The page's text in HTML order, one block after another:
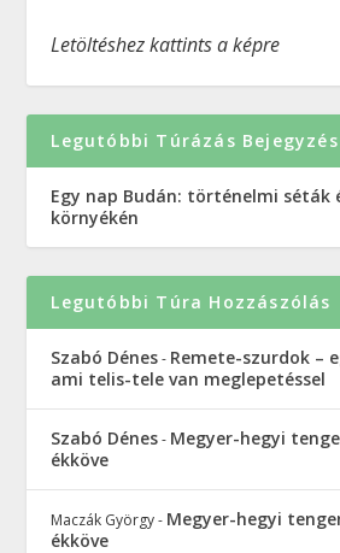
Letöltéshez kattints a képre
Legutóbbi Túrázás Bejegyzés
Egy nap Budán: történelmi séták
környékén
Legutóbbi Túra Hozzászólás
Szabó Dénes- Remete-szurdok –
ami telis-tele van meglepetéssel
Szabó Dénes- Megyer-hegyi
ékköve
Maczák György- Megyer-hegyi
ékköve